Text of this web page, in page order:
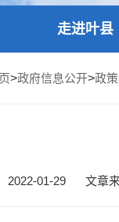
走进叶县
>政府信息公开>政策
2022-01-29 文章来